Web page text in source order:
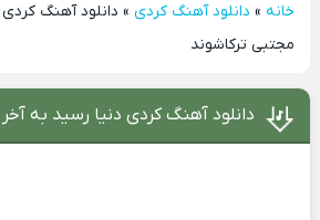
خانه» دانلود آهنگ کردی » دانلود آهنگ کردی
مجتبی ترکاشوند
دانلود آهنگ کردی دنیا رسید به